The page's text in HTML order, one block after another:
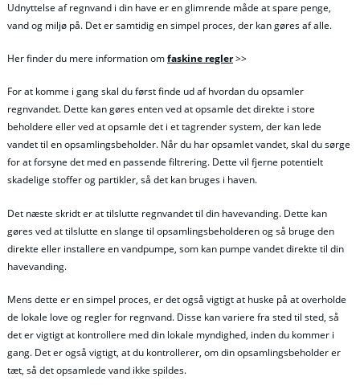
Udnyttelse af regnvand i din have er en glimrende måde at spare penge,
vand og miljø på. Det er samtidig en simpel proces, der kan gøres af alle.
Her finder du mere information omfaskine regler>>
For at komme i gang skal du først finde ud af hvordan du opsamler
regnvandet. Dette kan gøres enten ved at opsamle det direkte i store
beholdere eller ved at opsamle det i et tagrender system, der kan lede
vandet til en opsamlingsbeholder. Når du har opsamlet vandet, skal du sørge
for at forsyne det med en passende filtrering. Dette vil fjerne potentielt
skadelige stoffer og partikler, så det kan bruges i haven.
Det næste skridt er at tilslutte regnvandet til din havevanding. Dette kan
gøres ved at tilslutte en slange til opsamlingsbeholderen og så bruge den
direkte eller installere en vandpumpe, som kan pumpe vandet direkte til din
havevanding.
Mens dette er en simpel proces, er det også vigtigt at huske på at overholde
de lokale love og regler for regnvand. Disse kan variere fra sted til sted, så
det er vigtigt at kontrollere med din lokale myndighed, inden du kommer i
gang. Det er også vigtigt, at du kontrollerer, om din opsamlingsbeholder er
tæt, så det opsamlede vand ikke spildes.